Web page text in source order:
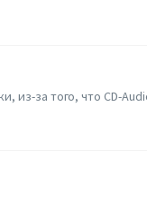
из-за того, что CD-